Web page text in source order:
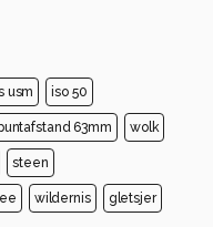
usm iso 50
63mm wolk
steen
wildernis gletsjer